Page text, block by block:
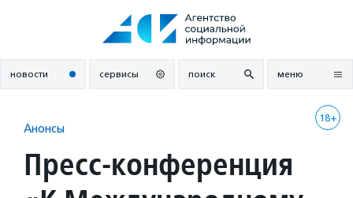
новости сервисы поиск меню
18+
Анонсы
Пресс-конференция